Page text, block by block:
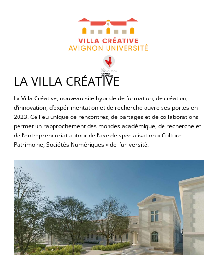
LA VILLA CRÉATIVE
La Villa Créative, nouveau site hybride de formation, de création,
d’innovation, d’expérimentation et de recherche ouvre ses portes en
2023. Ce lieu unique de rencontres, de partages et de collaborations
permet un rapprochement des mondes académique, de recherche et
de l’entrepreneuriat autour de l’axe de spécialisation « Culture,
Patrimoine, Sociétés Numériques » de l’université.